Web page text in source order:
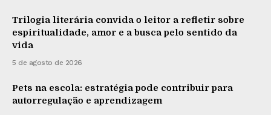
Trilogia literária convida o leitor a refletir sobre
espiritualidade, amor e a busca pelo sentido da
vida
5 de agosto de 2026
Pets na escola: estratégia pode contribuir para
autorregulação e aprendizagem